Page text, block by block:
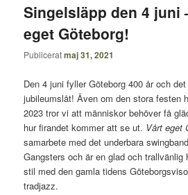
Singelsläpp den 4 juni
eget Göteborg!
Publiceratmaj 31, 2021
Den 4 juni fyller Göteborg 400 år och
jubileumslåt! Även om den stora festen
2023 tror vi att människor behöver få
hur firandet kommer att se ut. Vårt eget
samarbete med det underbara
Gangsters och är en glad och trallvänlig
stil med den gamla tidens
tradjazz.